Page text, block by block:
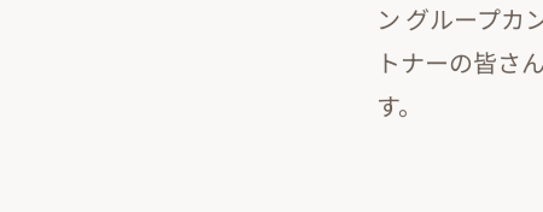
ン グループカ
トナーの皆さ
す。